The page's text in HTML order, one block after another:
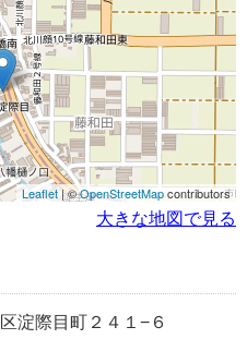
Leaflet| ©OpenStreetMapcontributors
大きな地図で見る
淀際目町２４１−６